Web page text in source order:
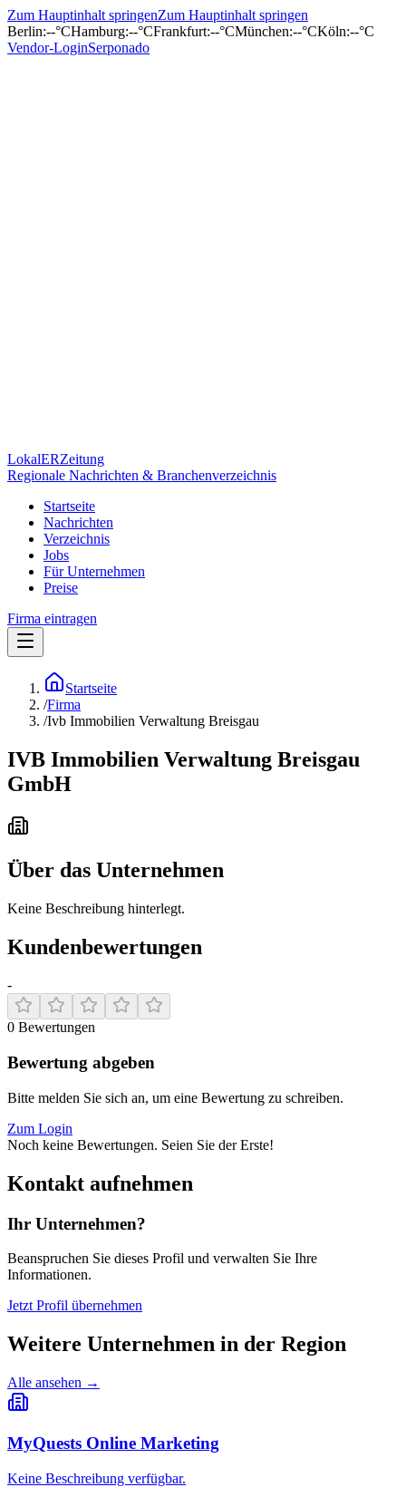
Zum Hauptinhalt springenZum Hauptinhalt springen
Berlin:--°CHamburg:--°CFrankfurt:--°CMünchen:--°CKöln:--°C
Vendor-LoginSerponado
LokalERZeitung
Regionale Nachrichten & Branchenverzeichnis
Startseite
Nachrichten
Verzeichnis
Jobs
Für Unternehmen
Preise
Firma eintragen
Startseite
/Firma
/Ivb Immobilien Verwaltung Breisgau
IVB Immobilien Verwaltung Breisgau
GmbH
Über das Unternehmen
Keine Beschreibung hinterlegt.
Kundenbewertungen
-
0 Bewertungen
Bewertung abgeben
Bitte melden Sie sich an, um eine Bewertung zu schreiben.
Zum Login
Noch keine Bewertungen. Seien Sie der Erste!
Kontakt aufnehmen
Ihr Unternehmen?
Beanspruchen Sie dieses Profil und verwalten Sie Ihre
Informationen.
Jetzt Profil übernehmen
Weitere Unternehmen in der Region
Alle ansehen →
MyQuests Online Marketing
Keine Beschreibung verfügbar.